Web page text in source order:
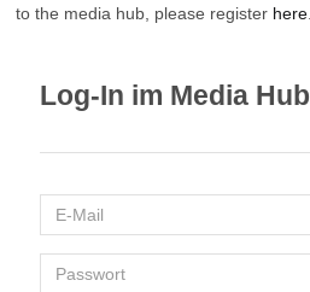
to the media hub, please register here
Log-In im Media Hub